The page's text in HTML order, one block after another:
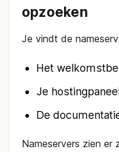
opzoeken
Je vindt de
Het
Je
De
Nameservers zien er